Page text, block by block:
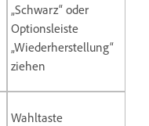
„Schwarz“ oder
Optionsleiste
„Wiederherstellung“
ziehen
Wahltaste